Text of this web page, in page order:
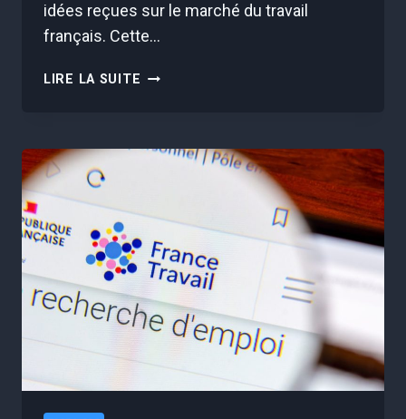
idées reçues sur le marché du travail
français. Cette…
LIRE LA SUITE DÉCOUVREZ
DIPLÔME
3
427€
PAR
MOIS